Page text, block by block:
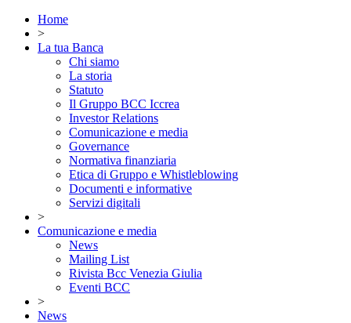
Home
>
La tua Banca
Chi siamo
La storia
Statuto
Il Gruppo BCC Iccrea
Investor Relations
Comunicazione e media
Governance
Normativa finanziaria
Etica di Gruppo e Whistleblowing
Documenti e informative
Servizi digitali
>
Comunicazione e media
News
Mailing List
Rivista Bcc Venezia Giulia
Eventi BCC
>
News